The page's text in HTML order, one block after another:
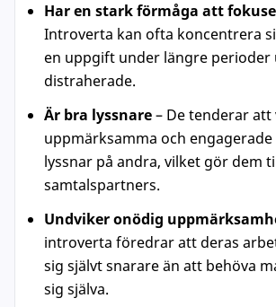
Har en stark förmåga att
Introverta kan ofta koncentrera
en uppgift under längre perioder
distraherade.
Är bra lyssnare– De tenderar att
uppmärksamma och
lyssnar på andra, vilket gör dem
samtalspartners.
Undviker onödig
introverta föredrar att deras
sig självt snarare än att behöva
sig själva.